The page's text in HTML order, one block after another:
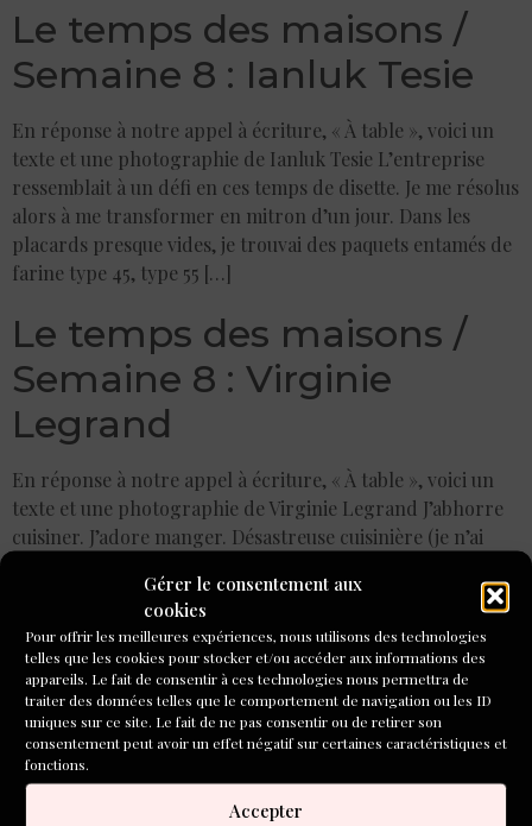
Gérer le consentement aux
cookies
Pour offrir les meilleures expériences, nous utilisons des technologies
telles que les cookies pour stocker et/ou accéder aux informations des
appareils. Le fait de consentir à ces technologies nous permettra de
traiter des données telles que le comportement de navigation ou les ID
uniques sur ce site. Le fait de ne pas consentir ou de retirer son
consentement peut avoir un effet négatif sur certaines caractéristiques et
fonctions.
Accepter
Le temps des maisons /
Semaine 8 : Ianluk Tesie
En réponse à notre appel à écriture, « À table », voici un
texte et une photographie de Ianluk Tesie L’entreprise
ressemblait à un défi en ces temps de disette. Je me résolus
alors à me transformer en mitron d’un jour. Dans les
placards presque vides, je trouvai des paquets entamés de
farine type 45, type 55 […]
Le temps des maisons /
Semaine 8 : Virginie
Legrand
En réponse à notre appel à écriture, « À table », voici un
texte et une photographie de Virginie Legrand J’abhorre
cuisiner. J’adore manger. Désastreuse cuisinière (je n’ai
profiteroles, vacherin et ile flottante dignes d’un étoilé),
mon plat préféré est la tartine de pain grillée, beurrée. J’ai
envoyé […]
Le temps des maisons /
Semaine 8 : Marie-Noëlle
Benoit